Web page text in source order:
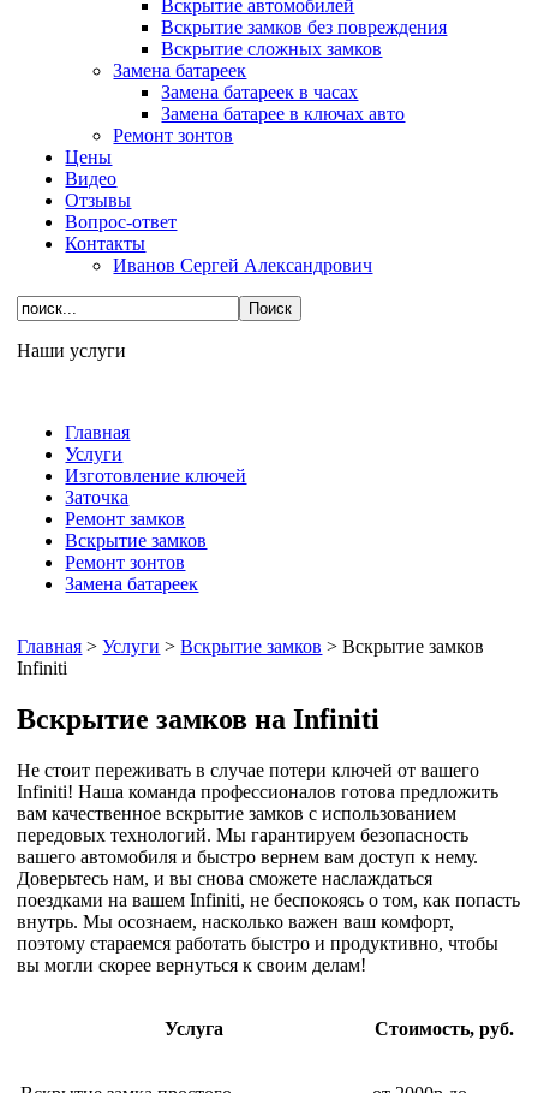
Вскрытие автомобилей
Вскрытие замков без повреждения
Вскрытие сложных замков
Замена батареек
Замена батареек в часах
Замена батарее в ключах авто
Ремонт зонтов
Цены
Видео
Отзывы
Вопрос-ответ
Контакты
Иванов Сергей Александрович
Наши услуги
Главная
Услуги
Изготовление ключей
Заточка
Ремонт замков
Вскрытие замков
Ремонт зонтов
Замена батареек
Главная >Услуги >Вскрытие замков > Вскрытие замков
Infiniti
Вскрытие замков на Infiniti
Не стоит переживать в случае потери ключей от вашего
Infiniti! Наша команда профессионалов готова предложить
вам качественное вскрытие замков с использованием
передовых технологий. Мы гарантируем безопасность
вашего автомобиля и быстро вернем вам доступ к нему.
Доверьтесь нам, и вы снова сможете наслаждаться
поездками на вашем Infiniti, не беспокоясь о том, как попасть
внутрь. Мы осознаем, насколько важен ваш комфорт,
поэтому стараемся работать быстро и продуктивно, чтобы
вы могли скорее вернуться к своим делам!
Услуга Стоимость, руб.